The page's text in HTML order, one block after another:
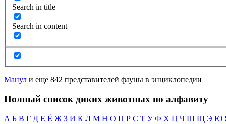
Search in title
Search in content
Манул и еще 842 представителей фауны в энциклопедии
Полный список диких животных по алфавиту
А Б В Г Д Е Ё Ж З И К Л М Н О П Р С Т У Ф Х Ц Ч Ш Щ Э Ю